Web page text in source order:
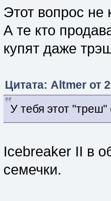
Этот вопрос
А те кто
купят даже
Цитата: Altmer от
У тебя этот "треш"
Icebreaker II в
семечки.